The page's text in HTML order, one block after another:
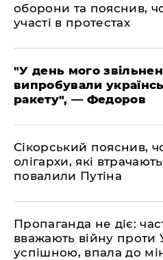
оборони та пояснив,
участі в протестах
​"У день мого
випробували
ракету", — Федоров
​Сікорський пояснив,
олігархи, які
повалили Путіна
​Пропаганда не діє:
вважають війну проти
успішною, впала до